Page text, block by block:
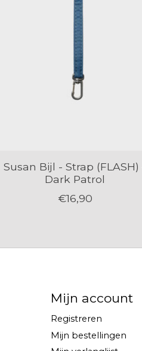
Susan Bijl - Strap (FLASH)
Dark Patrol
€16,90
Mijn account
Registreren
Mijn bestellingen